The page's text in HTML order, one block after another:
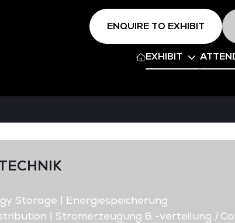
ENQUIRE TO EXHIBIT
EXHIBIT
Storage | Energiespeicherung
| Stromerzeugung & -verteilung |